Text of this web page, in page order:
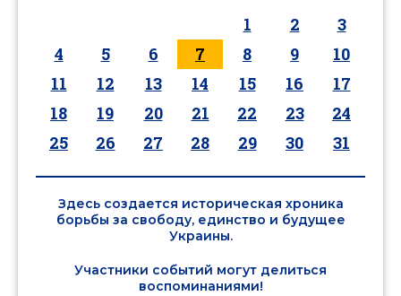
1 2
3
4
5 6 7 8 9
10
11
12 13 14 15 16
17
18
19 20 21 22 23
24
25
26 27 28 29 30 31
Здесь создается историческая хроника
борьбы за свободу, единство и будущее
Украины.
Участники событий могут делиться
воспоминаниями!